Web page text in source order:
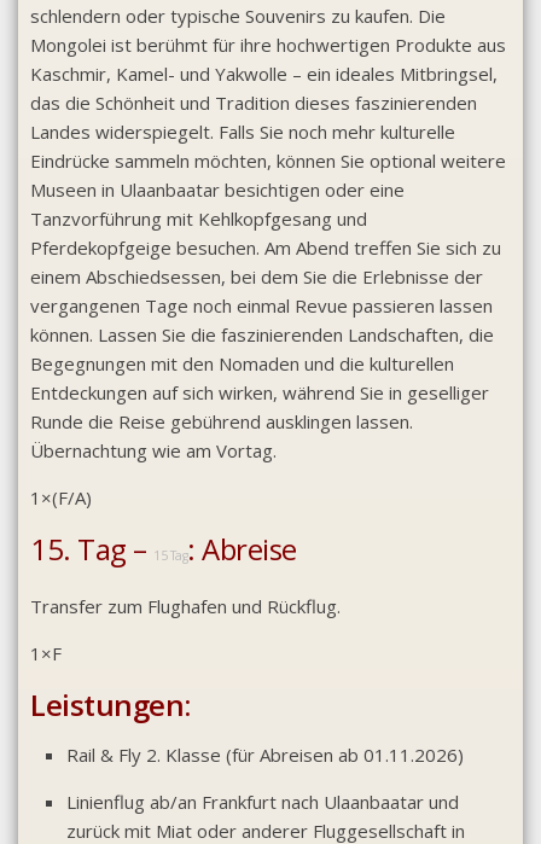
schlendern oder typische Souvenirs zu kaufen. Die
Mongolei ist berühmt für ihre hochwertigen Produkte aus
Kaschmir, Kamel- und Yakwolle – ein ideales Mitbringsel,
das die Schönheit und Tradition dieses faszinierenden
Landes widerspiegelt. Falls Sie noch mehr kulturelle
Eindrücke sammeln möchten, können Sie optional weitere
Museen in Ulaanbaatar besichtigen oder eine
Tanzvorführung mit Kehlkopfgesang und
Pferdekopfgeige besuchen. Am Abend treffen Sie sich zu
einem Abschiedsessen, bei dem Sie die Erlebnisse der
vergangenen Tage noch einmal Revue passieren lassen
können. Lassen Sie die faszinierenden Landschaften, die
Begegnungen mit den Nomaden und die kulturellen
Entdeckungen auf sich wirken, während Sie in geselliger
Runde die Reise gebührend ausklingen lassen.
Übernachtung wie am Vortag.
1×(F/A)
15. Tag – 15 Tag: Abreise
Transfer zum Flughafen und Rückflug.
1×F
Leistungen:
Rail & Fly 2. Klasse (für Abreisen ab 01.11.2026)
Linienflug ab/an Frankfurt nach Ulaanbaatar und
zurück mit Miat oder anderer Fluggesellschaft in